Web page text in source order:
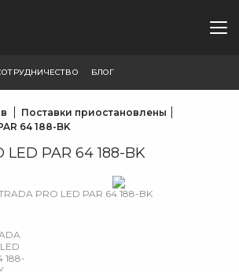
БЛОГ
Поставки приостановлены
64 188-BK
LED PAR 64 188-BK